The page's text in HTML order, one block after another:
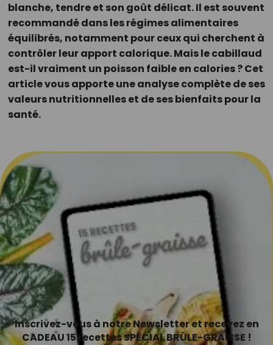
blanche, tendre et son goût délicat. Il est souvent
recommandé dans les régimes alimentaires
équilibrés, notamment pour ceux qui cherchent à
contrôler leur apport calorique. Mais le cabillaud
est-il vraiment un poisson faible en calories ? Cet
article vous apporte une analyse complète de ses
valeurs nutritionnelles et de ses bienfaits pour la
santé.
Inscrivez-vous à notre Newsletter et recevez en
CADEAU 15 recettes SPÉCIAL BRÛLE-GRAISSE !